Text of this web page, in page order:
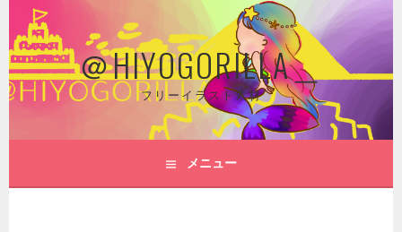
ン
テ
ン
ツ
ス
ッ
＠HIYOGORILLA＿
フリーイラスト素材
メニュー